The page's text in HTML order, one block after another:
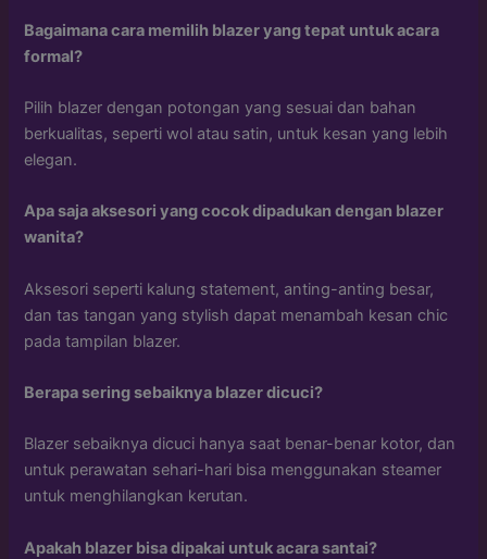
Bagaimana cara memilih blazer yang tepat untuk acara
formal?
Pilih blazer dengan potongan yang sesuai dan bahan
berkualitas, seperti wol atau satin, untuk kesan yang lebih
elegan.
Apa saja aksesori yang cocok dipadukan dengan blazer
wanita?
Aksesori seperti kalung statement, anting-anting besar,
dan tas tangan yang stylish dapat menambah kesan chic
pada tampilan blazer.
Berapa sering sebaiknya blazer dicuci?
Blazer sebaiknya dicuci hanya saat benar-benar kotor, dan
untuk perawatan sehari-hari bisa menggunakan steamer
untuk menghilangkan kerutan.
Apakah blazer bisa dipakai untuk acara santai?